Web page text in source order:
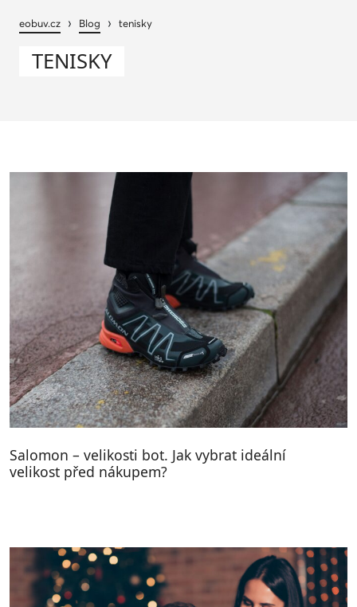
eobuv.cz › Blog › tenisky
TENISKY
Salomon – velikosti bot. Jak vybrat ideální
velikost před nákupem?